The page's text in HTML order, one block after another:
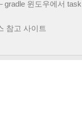
gradle 윈도우에서
참고 사이트